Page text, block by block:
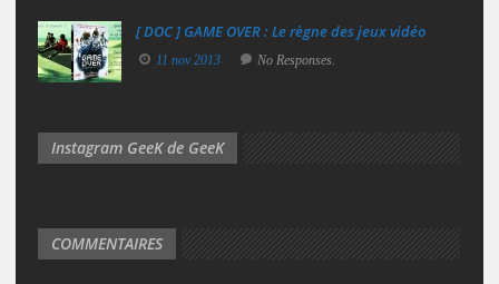
[ DOC ] GAME OVER : Le règne des jeux vidéo
11 nov 2013 No Responses.
Instagram GeeK de GeeK
COMMENTAIRES